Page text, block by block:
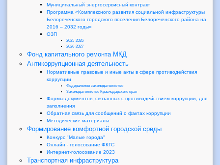
Муниципальный энергосервисный контракт
Программа «Комплексного развития социальной инфраструктуры
Белореченского городского поселения Белореченского района на
2016 – 2032 годы»
ОЗП
2025-2026
2026-2027
Фонд капитального ремонта МКД
Антикоррупционная деятельность
Нормативные правовые и иные акты в сфере противодействия
коррупции
Федеральное законодательство
Законодательство Краснодарского края
Формы документов, связанных с противодействием коррупции, для
заполнения
Обратная связь для сообщений о фактах коррупции
Методические материалы
Формирование комфортной городской среды
Конкурс "Малые города"
Онлайн - голосование ФКГС
Интернет-голосование 2023
Транспортная инфраструктура